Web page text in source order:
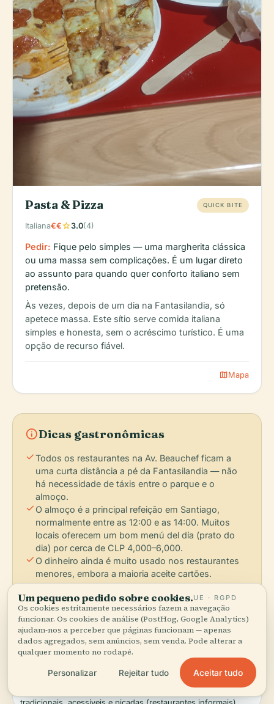
Pasta & Pizza QUICK BITE
Italiana€€star3.0(4)
Pedir: Fique pelo simples — uma margherita clássica
ou uma massa sem complicações. É um lugar direto
ao assunto para quando quer conforto italiano sem
pretensão.
Às vezes, depois de um dia na Fantasilandia, só
apetece massa. Este sítio serve comida italiana
simples e honesta, sem o acréscimo turístico. É uma
opção de recurso fiável.
mapMapa
infoDicas gastronômicas
checkTodos os restaurantes na Av. Beauchef ficam a
uma curta distância a pé da Fantasilandia — não
há necessidade de táxis entre o parque e o
almoço.
check O almoço é a principal refeição em Santiago,
normalmente entre as 12:00 e as 14:00. Muitos
locais oferecem um bom menú del día (prato do
dia) por cerca de CLP 4,000–6,000.
check O dinheiro ainda é muito usado nos restaurantes
menores, embora a maioria aceite cartões.
Confirme antes se vai pagar com cartão.
checkPara ceviche de marisco fresco ou congrio, o
Mercado Central (cerca de 4 km a norte) é icónico,
mas turístico; a Vega Central é mais autêntica e
mais barata.
BAIRROS GASTRONÔMICOS:
Estación Central — onde fica a Fantasilandia; tem almoços
Um pequeno pedido sobre cookies.UE · RGPD
Os cookies estritamente necessários fazem a navegação
funcionar. Os cookies de análise (PostHog, Google Analytics)
ajudam-nos a perceber que páginas funcionam — apenas
dados agregados, sem anúncios, sem venda. Pode alterar a
qualquer momento no rodapé.
Personalizar Rejeitar tudo Aceitar tudo